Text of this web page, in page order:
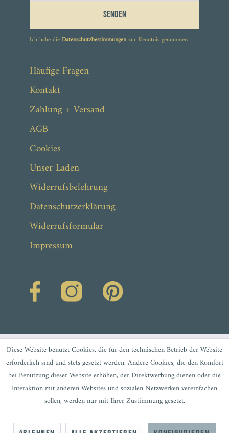
Senden
Ich habe dieDatenschutzbestimmungenzur Kenntnis genommen.
Häufige Fragen
Kontakt
Zahlung + Versand
AGB
Cookies
Unser Laden
Widerrufsbelehrung
Datenschutzerklärung
Widerrufsformular
Impressum
Diese Website benutzt Cookies, die für den technischen Betrieb der Website
erforderlich sind und stets gesetzt werden. Andere Cookies, die den Komfort
bei Benutzung dieser Website erhöhen, der Direktwerbung dienen oder die
Interaktion mit anderen Websites und sozialen Netzwerken vereinfachen
sollen, werden nur mit Ihrer Zustimmung gesetzt.